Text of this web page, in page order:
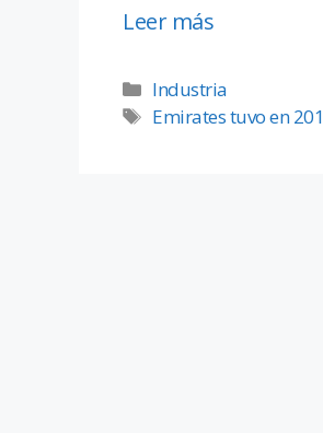
Leer más
Industria
Emirates tuvo en